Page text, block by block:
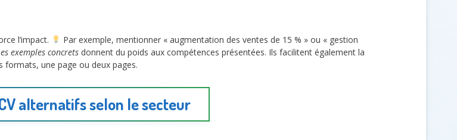
l’impact.
Par exemple, mentionner « augmentation des ventes de 15 % » ou « gestion
exemples concrets donnent du poids aux compétences présentées. Ils facilitent également la
une page ou deux pages.
alternatifs selon le secteur